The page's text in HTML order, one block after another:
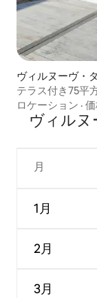
ヴィルヌーヴ・
テラス付き75平
ロケーション ·
ヴィル
月
1月
2月
3月